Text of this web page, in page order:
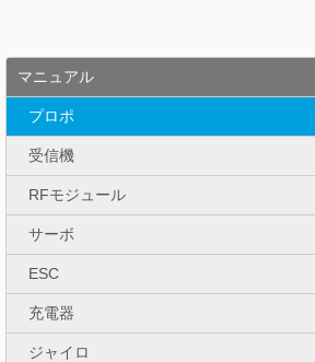
マニュアル
プロポ
受信機
RFモジュール
サーボ
ESC
充電器
ジャイロ